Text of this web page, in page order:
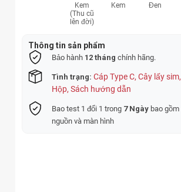
Kem
(Thu cũ
lên đời)
Kem Đen
Thông tin sản phẩm
Bảo hành12 tháng chính hãng.
Tình trạng: Cáp Type C, Cây lấy sim,
Hộp, Sách hướng dẫn
Bao test 1 đổi 1 trong 7 Ngàybao gồm
nguồn và màn hình